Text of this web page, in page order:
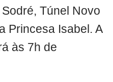
Túnel Novo
Princesa Isabel. A
às 7h de